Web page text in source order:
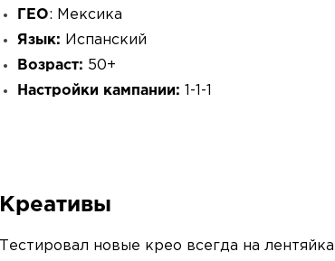
ГЕО: Мексика
Язык: Испанский
Возраст: 50+
Настройки кампании: 1-1-1
Креативы
Тестировал новые крео всегда на